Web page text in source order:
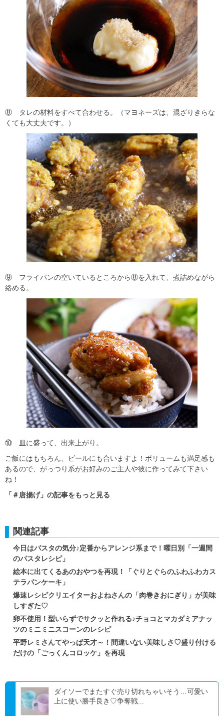
⑧ タレの材料をすべて合わせる。（マヨネーズは、混ざりきらな
くても大丈夫です。）
⑨ フライパンの空いているところから⑧を入れて、煮詰めながら
絡める。
⑩ 皿に盛って、出来上がり。
ご飯にはもちろん、ビールにも合いますよ！ボリュームも満足感も
あるので、がっつり系がお好みのご主人や彼に作ってみて下さい
ね！
「＃唐揚げ」の記事をもっと見る
関連記事
今日はパスタの気分♪定番からアレンジ系まで！曜日別「一週間
のパスタレシピ」
絵本に出てくるあのおやつを再現！「ぐりとぐらのふわふわカス
テラパンケーキ」
爆速レシピクリエイターおよねさんの「肉巻きおにぎり」が美味
しすぎた♡
卵不使用！型いらずでサクッと作れる♪チョコとマカダミアナッ
ツのミニミニスコーンのレシピ
平野レミさんてやっぱ天才～！間違いない美味しさ♡盛り付ける
だけの「ごっくんコロッケ」を再現
ダイソーでまたすぐ売り切れちゃいそう…可愛い
上に使い勝手良き♡争奪戦...